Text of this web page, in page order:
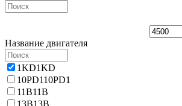
Название двигателя
1KD1KD
10PD110PD1
11B11B
13B13B